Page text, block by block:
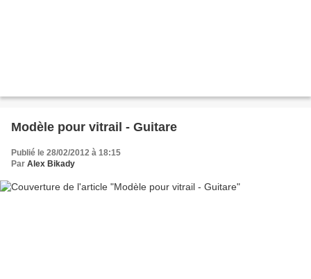
Modèle pour vitrail - Guitare
Publié le 28/02/2012 à 18:15
Par Alex Bikady